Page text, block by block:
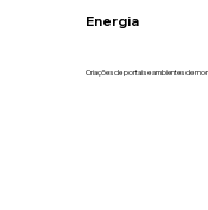
Energia
Criações de portais e ambientes de